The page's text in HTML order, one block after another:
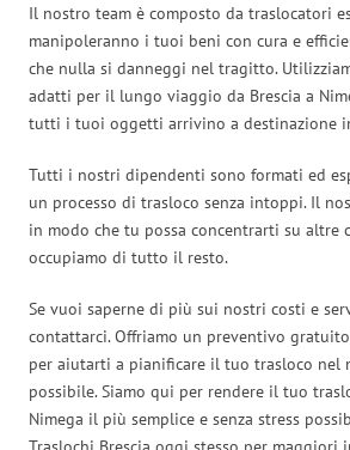
Il nostro team è composto da traslocatori
manipoleranno i tuoi beni con cura e
che nulla si danneggi nel tragitto.
adatti per il lungo viaggio da Brescia a
tutti i tuoi oggetti arrivino a destinazione
Tutti i nostri dipendenti sono formati ed
un processo di trasloco senza intoppi. Il
in modo che tu possa concentrarti su altre
occupiamo di tutto il resto.
Se vuoi saperne di più sui nostri costi e
contattarci. Offriamo un preventivo
per aiutarti a pianificare il tuo trasloco nel
possibile. Siamo qui per rendere il tuo
Nimega il più semplice e senza stress